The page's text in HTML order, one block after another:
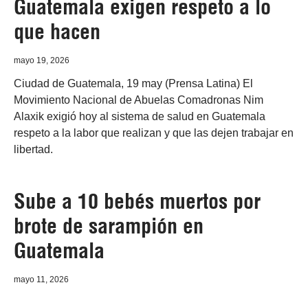
Guatemala exigen respeto a lo
que hacen
mayo 19, 2026
Ciudad de Guatemala, 19 may (Prensa Latina) El
Movimiento Nacional de Abuelas Comadronas Nim
Alaxik exigió hoy al sistema de salud en Guatemala
respeto a la labor que realizan y que las dejen trabajar en
libertad.
Sube a 10 bebés muertos por
brote de sarampión en
Guatemala
mayo 11, 2026